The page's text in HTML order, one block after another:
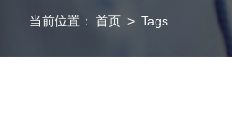
当前位置： 首页 > Tags